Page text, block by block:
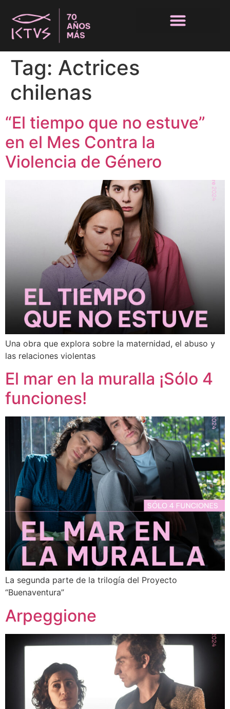
Tag: Actrices
chilenas
“El tiempo que no estuve”
en el Mes Contra la
Violencia de Género
Una obra que explora sobre la maternidad, el abuso y
las relaciones violentas
El mar en la muralla ¡Sólo 4
funciones!
La segunda parte de la trilogía del Proyecto
“Buenaventura”
Arpeggione